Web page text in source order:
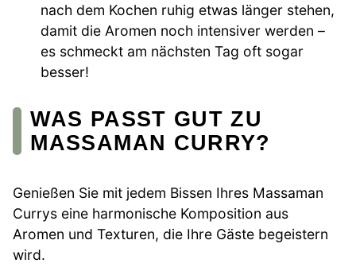
nach dem Kochen ruhig etwas länger stehen,
damit die Aromen noch intensiver werden –
es schmeckt am nächsten Tag oft sogar
besser!
WAS PASST GUT ZU
MASSAMAN CURRY?
Genießen Sie mit jedem Bissen Ihres Massaman
Currys eine harmonische Komposition aus
Aromen und Texturen, die Ihre Gäste begeistern
wird.